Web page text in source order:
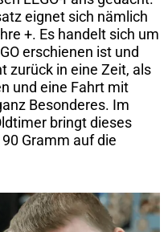
eignet sich nämlich
+. Es handelt sich um
erschienen ist und
zurück in eine Zeit, als
und eine Fahrt mit
Besonderes. Im
bringt dieses
Gramm auf die